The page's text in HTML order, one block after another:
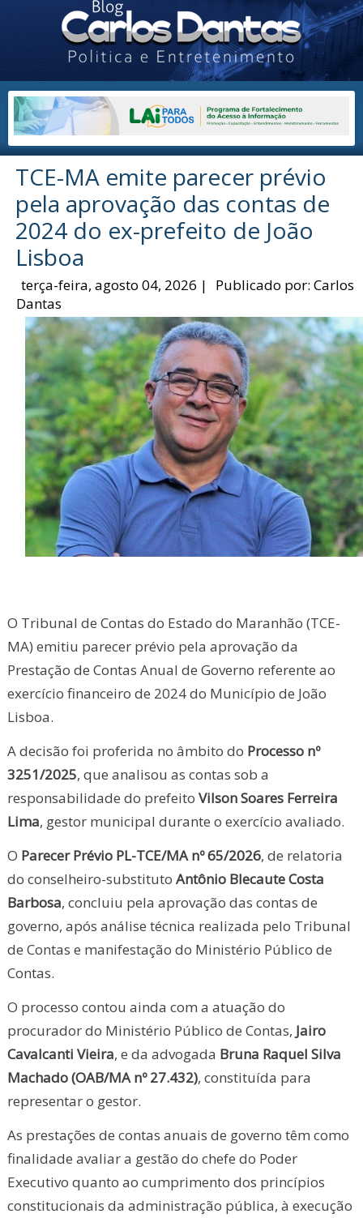
TCE-MA emite parecer prévio
pela aprovação das contas de
2024 do ex-prefeito de João
Lisboa
terça-feira, agosto 04, 2026 | Publicado por:Carlos
Dantas
O Tribunal de Contas do Estado do Maranhão (TCE-
MA) emitiu parecer prévio pela aprovação da
Prestação de Contas Anual de Governo referente ao
exercício financeiro de 2024 do Município de João
Lisboa.
A decisão foi proferida no âmbito do Processo nº
3251/2025, que analisou as contas sob a
responsabilidade do prefeitoVilson Soares Ferreira
Lima, gestor municipal durante o exercício avaliado.
O Parecer Prévio PL-TCE/MA nº 65/2026, de relatoria
do conselheiro-substitutoAntônio Blecaute Costa
Barbosa, concluiu pela aprovação das contas de
governo, após análise técnica realizada pelo Tribunal
de Contas e manifestação do Ministério Público de
Contas.
O processo contou ainda com a atuação do
procurador do Ministério Público de Contas, Jairo
Cavalcanti Vieira, e da advogada Bruna Raquel Silva
Machado (OAB/MA nº 27.432), constituída para
representar o gestor.
As prestações de contas anuais de governo têm como
finalidade avaliar a gestão do chefe do Poder
Executivo quanto ao cumprimento dos princípios
constitucionais da administração pública, à execução